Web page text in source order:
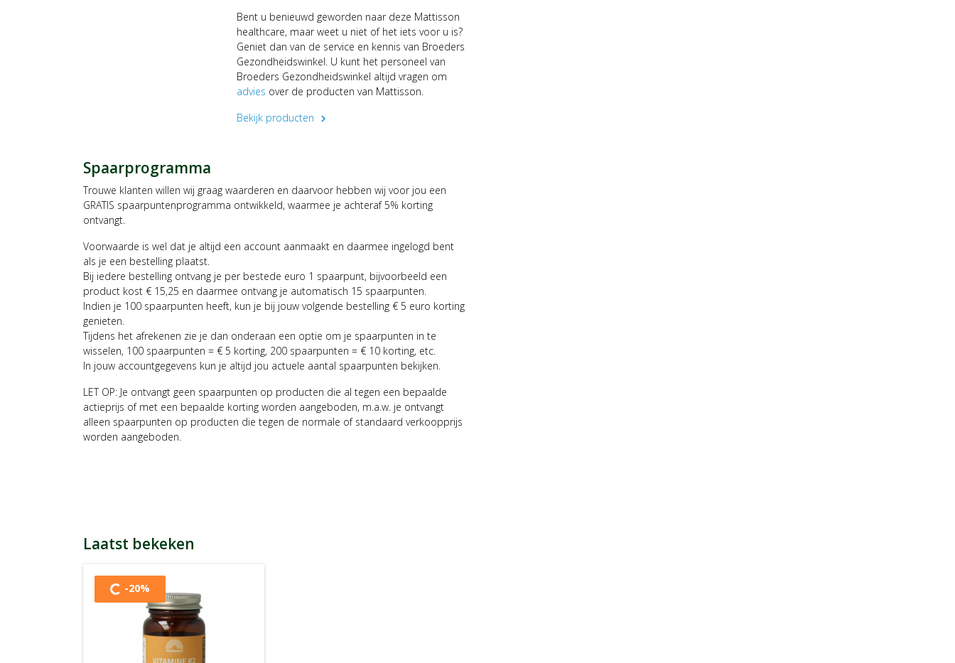
Bent u benieuwd geworden naar deze Mattisson
healthcare, maar weet u niet of het iets voor u is?
Geniet dan van de service en kennis van Broeders
Gezondheidswinkel. U kunt het personeel van
Broeders Gezondheidswinkel altijd vragen om
advies over de producten van Mattisson.
Bekijk producten
chevron_right
Spaarprogramma
Trouwe klanten willen wij graag waarderen en daarvoor hebben wij voor jou een
GRATIS spaarpuntenprogramma ontwikkeld, waarmee je achteraf 5% korting
ontvangt.
Voorwaarde is wel dat je altijd een account aanmaakt en daarmee ingelogd bent
als je een bestelling plaatst.
Bij iedere bestelling ontvang je per bestede euro 1 spaarpunt, bijvoorbeeld een
product kost € 15,25 en daarmee ontvang je automatisch 15 spaarpunten.
Indien je 100 spaarpunten heeft, kun je bij jouw volgende bestelling € 5 euro korting
genieten.
Tijdens het afrekenen zie je dan onderaan een optie om je spaarpunten in te
wisselen, 100 spaarpunten = € 5 korting, 200 spaarpunten = € 10 korting, etc.
In jouw accountgegevens kun je altijd jou actuele aantal spaarpunten bekijken.
LET OP: Je ontvangt geen spaarpunten op producten die al tegen een bepaalde
actieprijs of met een bepaalde korting worden aangeboden, m.a.w. je ontvangt
alleen spaarpunten op producten die tegen de normale of standaard verkoopprijs
worden aangeboden.
Laatst bekeken
-20%